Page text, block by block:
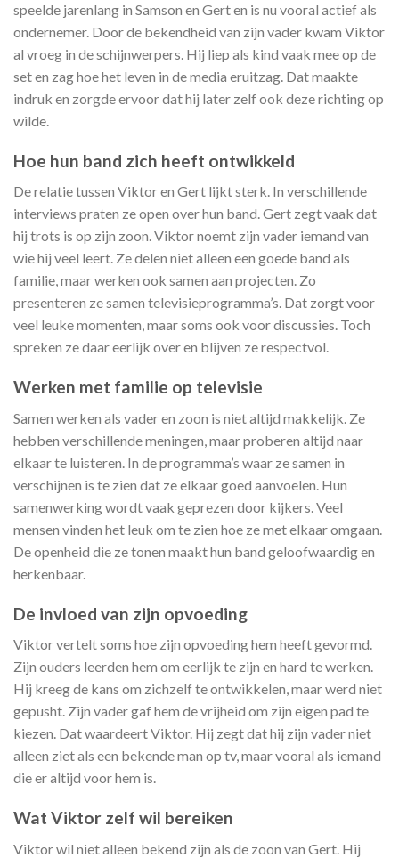
speelde jarenlang in Samson en Gert en is nu vooral actief als
ondernemer. Door de bekendheid van zijn vader kwam Viktor
al vroeg in de schijnwerpers. Hij liep als kind vaak mee op de
set en zag hoe het leven in de media eruitzag. Dat maakte
indruk en zorgde ervoor dat hij later zelf ook deze richting op
wilde.
Hoe hun band zich heeft ontwikkeld
De relatie tussen Viktor en Gert lijkt sterk. In verschillende
interviews praten ze open over hun band. Gert zegt vaak dat
hij trots is op zijn zoon. Viktor noemt zijn vader iemand van
wie hij veel leert. Ze delen niet alleen een goede band als
familie, maar werken ook samen aan projecten. Zo
presenteren ze samen televisieprogramma’s. Dat zorgt voor
veel leuke momenten, maar soms ook voor discussies. Toch
spreken ze daar eerlijk over en blijven ze respectvol.
Werken met familie op televisie
Samen werken als vader en zoon is niet altijd makkelijk. Ze
hebben verschillende meningen, maar proberen altijd naar
elkaar te luisteren. In de programma’s waar ze samen in
verschijnen is te zien dat ze elkaar goed aanvoelen. Hun
samenwerking wordt vaak geprezen door kijkers. Veel
mensen vinden het leuk om te zien hoe ze met elkaar omgaan.
De openheid die ze tonen maakt hun band geloofwaardig en
herkenbaar.
De invloed van zijn opvoeding
Viktor vertelt soms hoe zijn opvoeding hem heeft gevormd.
Zijn ouders leerden hem om eerlijk te zijn en hard te werken.
Hij kreeg de kans om zichzelf te ontwikkelen, maar werd niet
gepusht. Zijn vader gaf hem de vrijheid om zijn eigen pad te
kiezen. Dat waardeert Viktor. Hij zegt dat hij zijn vader niet
alleen ziet als een bekende man op tv, maar vooral als iemand
die er altijd voor hem is.
Wat Viktor zelf wil bereiken
Viktor wil niet alleen bekend zijn als de zoon van Gert. Hij